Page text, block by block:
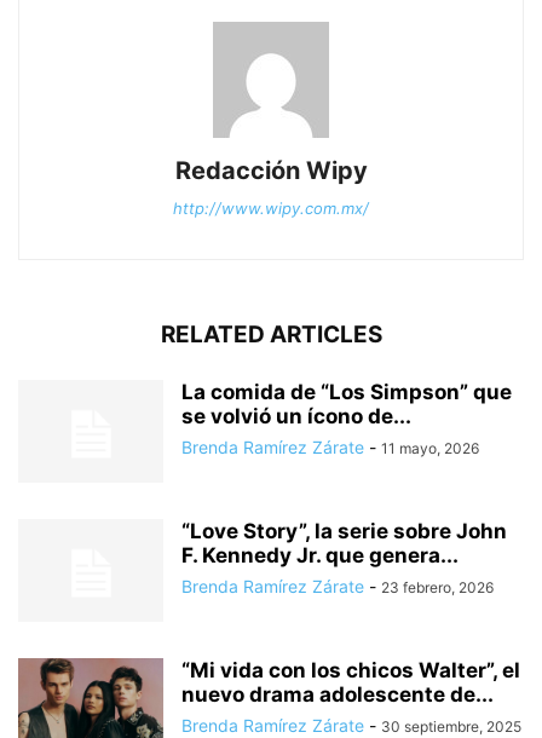
Redacción Wipy
http://www.wipy.com.mx/
RELATED ARTICLES
La comida de “Los Simpson” que
se volvió un ícono de...
Brenda Ramírez Zárate - 11 mayo, 2026
“Love Story”, la serie sobre John
F. Kennedy Jr. que genera...
Brenda Ramírez Zárate - 23 febrero, 2026
“Mi vida con los chicos Walter”, el
nuevo drama adolescente de...
Brenda Ramírez Zárate - 30 septiembre, 2025